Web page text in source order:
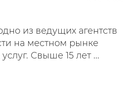
из ведущих агентств
на местном рынке
Свыше 15 лет ...